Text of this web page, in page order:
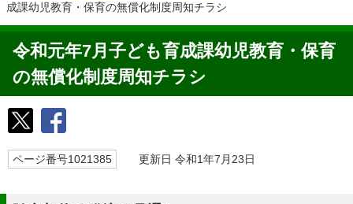
成課幼児教育・保育の無償化制度周知チラシ
令和元年7月子ども育成課幼児教育・保育
の無償化制度周知チラシ
ページ番号1021385 更新日 令和1年7月23日